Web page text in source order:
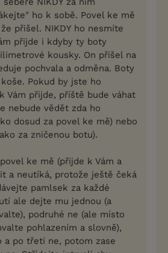
ho k sobě. Povel ke mě
přišel. NIKDY ho nesmíte
přijde i kdyby ty boty
kousky. On přišel na
pochvala a odměna. Boty
Pokud by jste ho
Vám přijde, příště bude váhat
nebude vědět zda ho
dosud za povel ke mě) nebo
za zničenou botu).
ke mě (přijde k Vám a
a neutíká, protože ještě čeká
pamlsek za každé
ale dejte mu jednou (a
podruhé ne (ale místo
pohlazením a slovně),
a po třetí ne, potom zase